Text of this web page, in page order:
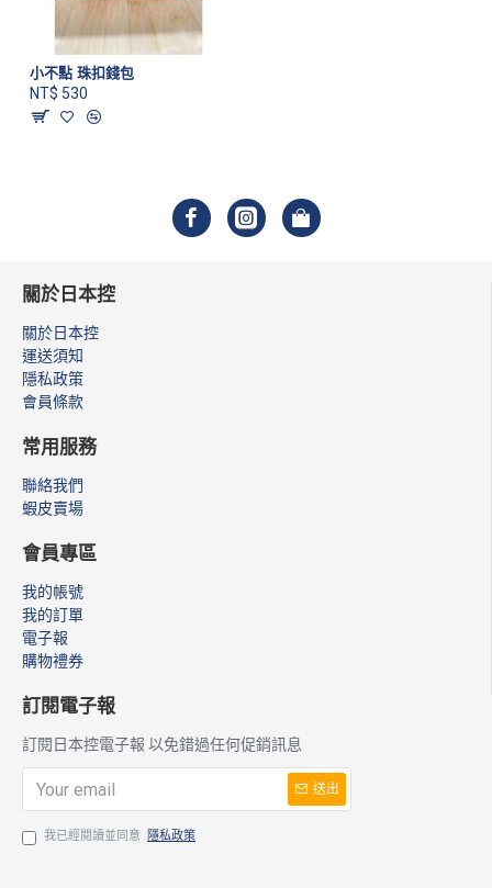
小不點 珠扣錢包
NT$ 530
關於日本控
關於日本控
運送須知
隱私政策
會員條款
常用服務
聯絡我們
蝦皮賣場
會員專區
我的帳號
我的訂單
電子報
購物禮券
訂閱電子報
訂閱日本控電子報 以免錯過任何促銷訊息
送出
我已經閱讀並同意 隱私政策